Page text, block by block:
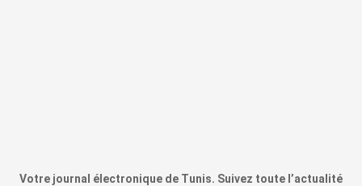
Votre journal électronique de Tunis. Suivez toute l’actualité